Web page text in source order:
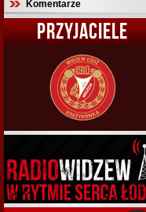
Komentarze
PRZYJACIELE